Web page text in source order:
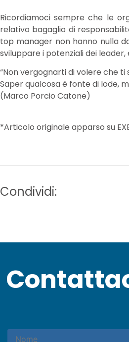
Ricordiamoci sempre che le
relativo bagaglio di
top manager non hanno nulla
sviluppare i potenziali dei
“Non vergognarti di volere che ti
Saper qualcosa è fonte di lode,
(Marco Porcio Catone)
*Articolo originale apparso su
Condividi: